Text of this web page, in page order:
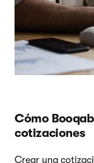
Cómo
cotizaciones
Crear una